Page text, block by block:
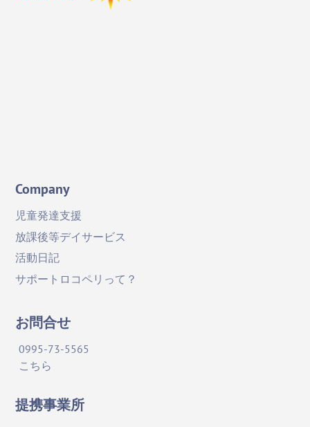
Company
児童発達支援
放課後等デイサービス
活動日記
サポートロコペリって？
お問合せ
0995-73-5565
こちら
提携事業所